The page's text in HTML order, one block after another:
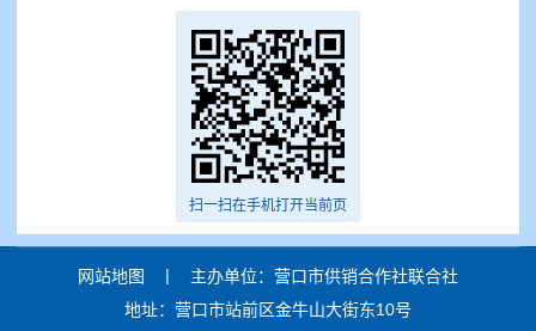
扫一扫在手机打开当前页
网站地图 |
主办单位：营口市供销合作社联合社
地址：营口市站前区金牛山大街东10号